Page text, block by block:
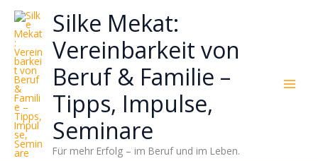
Zum
Inhalt
springen
Silke Mekat:
Vereinbarkeit von
Beruf & Familie –
Tipps, Impulse,
Seminare
Für mehr Erfolg – im Beruf und im Leben.
wie
sich
Stress
reduzieren
Energie
gezielter
einsetzen
lässt?